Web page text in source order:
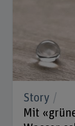
Story
Mit